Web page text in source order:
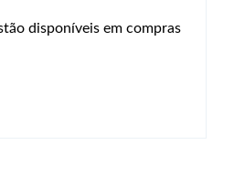
disponíveis em compras